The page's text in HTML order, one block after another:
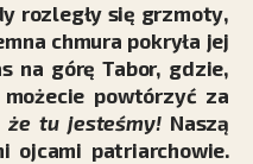
rozległy się grzmoty,
chmura pokryła jej
na górę Tabor, gdzie,
powtórzyć za
że tu jesteśmy!Naszą
ojcami patriarchowie.